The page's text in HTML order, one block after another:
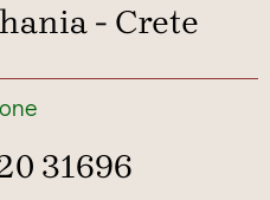
- Crete
31696